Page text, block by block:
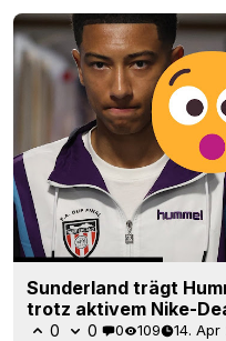
Sunderland trägt
trotz aktivem Nike-
0 0 0 109 14. Apr